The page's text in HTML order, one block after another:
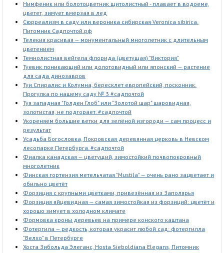
Нимфеник или болотоцветник щитолистный - плавает в водоеме,
цветет, зимует вмерзая в лед
Сюрреализм в саду или вероника сибирская Veronica sibirica.
Питомник Садпочтой.рф
Телекия красивая — монументальный многолетник с длительным
цветением
Темнолистная вейгела флорида (цветущая) "Виктория"
Туевик поникающий или долотовидный или японский — растение
для сада динозавров
Туи Спиралис и Колумна, бересклет европейский, посконник.
Прогулка по нашему саду № 3 #садпочтой
Туя западная "Голден Глоб" или "Золотой шар" шаровидная,
золотистая, не подгорает. #садпочтой
Укореняем большие ветки для зелёной изгороди — сам процесс и
результат
Усадьба Богословка, Покровская деревянная церковь в Невском
лесопарке Петербурга. #садпочтой
Фиалка канадская — цветущий, зимостойкий почвопокровный
многолетник
Финская гортензия метельчатая "Mustila" — очень рано зацветает и
обильно цветёт
Форзиция с крупными цветками, привезённая из Заполярья
Форзиция яйцевидная — самая зимостойкая из форзиций: цветёт и
хорошо зимует в холодном климате
Формовка кроны деревьев на примере конского каштана
Фотергила — редкость, которая украсит любой сад: фотергилла
"Велхо" в Петербурге
Хоста Зибольда Элеганс, Hosta Sieboldiana Elegans, Питомник